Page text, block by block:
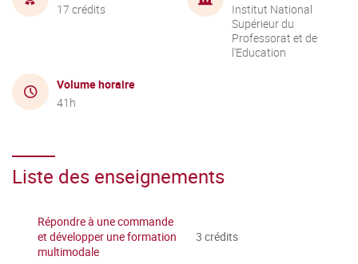
17 crédits
Institut National
Supérieur du
Professorat et de
l'Education
Volume horaire
41h
Liste des enseignements
Répondre à une commande
et développer une formation
multimodale
3 crédits